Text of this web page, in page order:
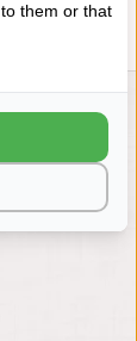
them or that